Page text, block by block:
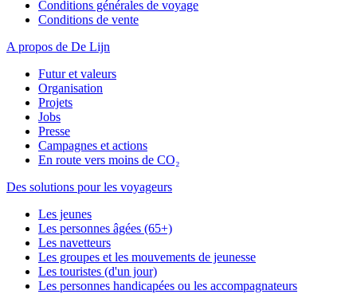
Conditions générales de voyage
Conditions de vente
A propos de De Lijn
Futur et valeurs
Organisation
Projets
Jobs
Presse
Campagnes et actions
En route vers moins de CO₂
Des solutions pour les voyageurs
Les jeunes
Les personnes âgées (65+)
Les navetteurs
Les groupes et les mouvements de jeunesse
Les touristes (d'un jour)
Les personnes handicapées ou les accompagnateurs